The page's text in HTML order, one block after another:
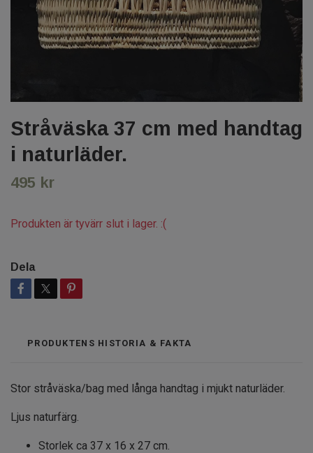
Stråväska 37 cm med handtag
i naturläder.
495 kr
Produkten är tyvärr slut i lager. :(
Dela
PRODUKTENS HISTORIA & FAKTA
Stor stråväska/bag med långa handtag i mjukt naturläder.
Ljus naturfärg.
Storlek ca 37 x 16 x 27 cm.